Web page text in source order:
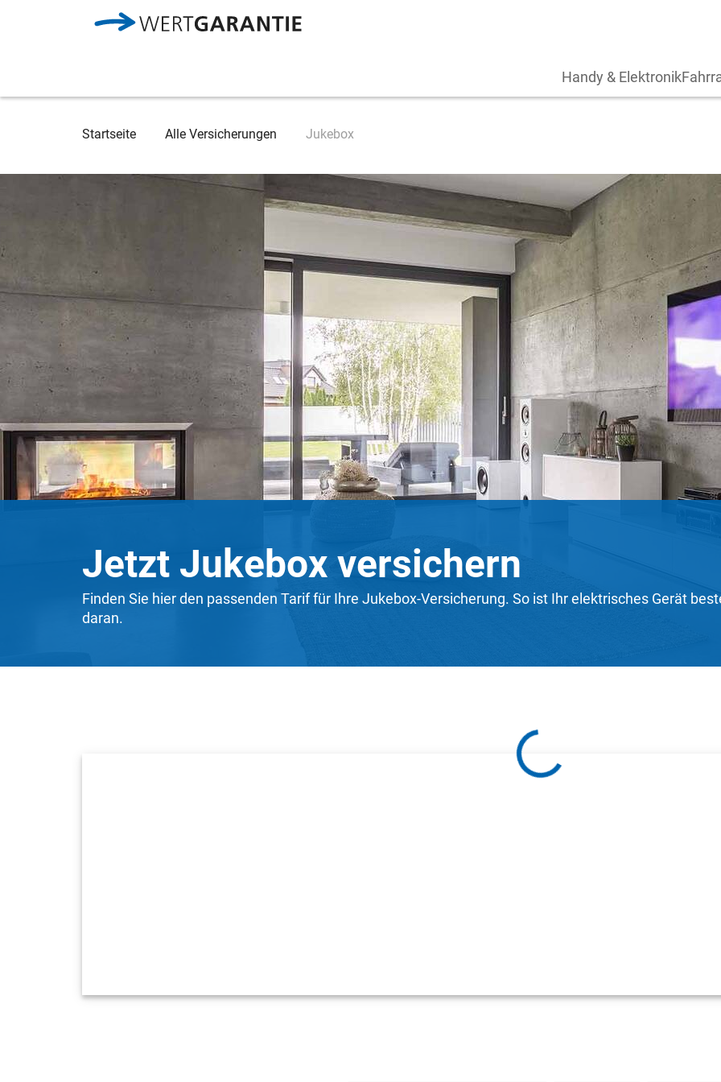
Handy & Elektronik
Breadcrumb
Startseite Alle Versicherungen Jukebox
Jetzt Jukebox versichern
Finden Sie hier den passenden Tarif für Ihre Jukebox-Versicherung. So ist Ihr elektrisches Gerät
daran.